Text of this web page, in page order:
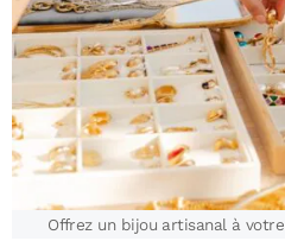
Offrez un bijou artisanal à